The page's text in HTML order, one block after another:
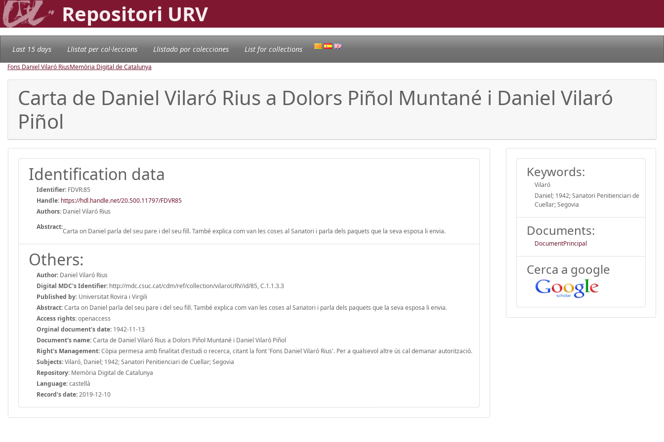
Repositori URV
Last 15 days Llistat per col·leccions Llistado por colecciones List for collections
Fons Daniel Vilaró RiusMemòria Digital de Catalunya
Carta de Daniel Vilaró Rius a Dolors Piñol Muntané i Daniel Vilaró
Piñol
Identification data
Identifier: FDVR:85
Handle: https://hdl.handle.net/20.500.11797/FDVR85
Authors: Daniel Vilaró Rius
Abstract:
Carta on Daniel parla del seu pare i del seu fill. També explica com van les coses al Sanatori i parla dels paquets que la seva esposa li envia.
Others:
Author: Daniel Vilaró Rius
Digital MDC's Identifier: http://mdc.csuc.cat/cdm/ref/collection/vilaroURV/id/85, C.1.1.3.3
Published by: Universitat Rovira i Virgili
Abstract:Carta on Daniel parla del seu pare i del seu fill. També explica com van les coses al Sanatori i parla dels paquets que la seva esposa li envia.
Access rights:openaccess
Orginal document's date: 1942-11-13
Document's name:Carta de Daniel Vilaró Rius a Dolors Piñol Muntané i Daniel Vilaró Piñol
Right's Management:Còpia permesa amb finalitat d'estudi o recerca, citant la font 'Fons Daniel Vilaró Rius'. Per a qualsevol altre ús cal demanar autorització.
Subjects:Vilaró, Daniel; 1942; Sanatori Penitienciari de Cuellar; Segovia
Repository: Memòria Digital de Catalunya
Language:castellà
Record's date:2019-12-10
Keywords:
Vilaró
Daniel; 1942; Sanatori Penitienciari de
Cuellar; Segovia
Documents:
DocumentPrincipal
Cerca a google